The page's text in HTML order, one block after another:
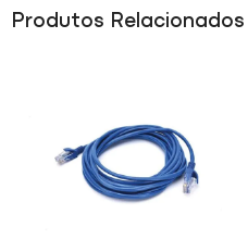
Produtos Relacionados